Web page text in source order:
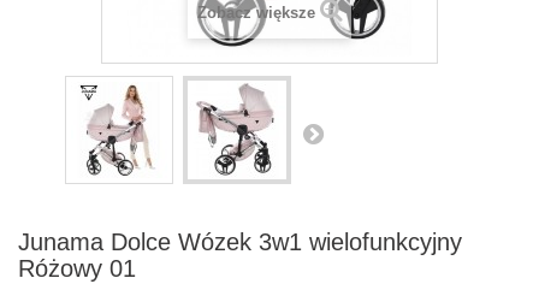
Zobacz większe
Junama Dolce Wózek 3w1 wielofunkcyjny
Różowy 01